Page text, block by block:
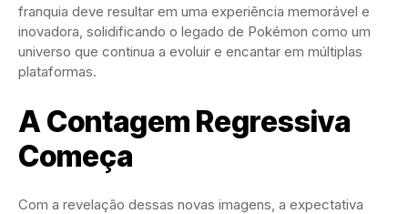
franquia deve resultar em uma experiência memorável e
inovadora, solidificando o legado de Pokémon como um
universo que continua a evoluir e encantar em múltiplas
plataformas.
A Contagem Regressiva
Começa
Com a revelação dessas novas imagens, a expectativa